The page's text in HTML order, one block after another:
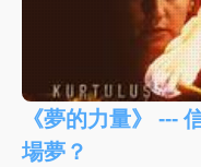
《夢的力量》 ---
場夢？